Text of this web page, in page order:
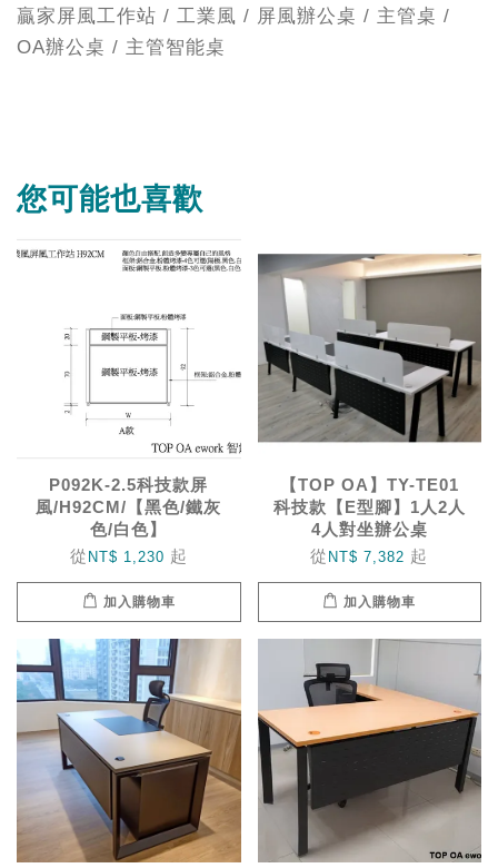
贏家屏風工作站 / 工業風 / 屏風辦公桌 / 主管桌 /
OA辦公桌 / 主管智能桌
您可能也喜歡
P092K-2.5科技款屏
風/H92CM/【黑色/鐵灰
色/白色】
從 NT$ 1,230 起
加入購物車
【TOP OA】TY-TE01
科技款【E型腳】1人2人
4人對坐辦公桌
從 NT$ 7,382 起
加入購物車